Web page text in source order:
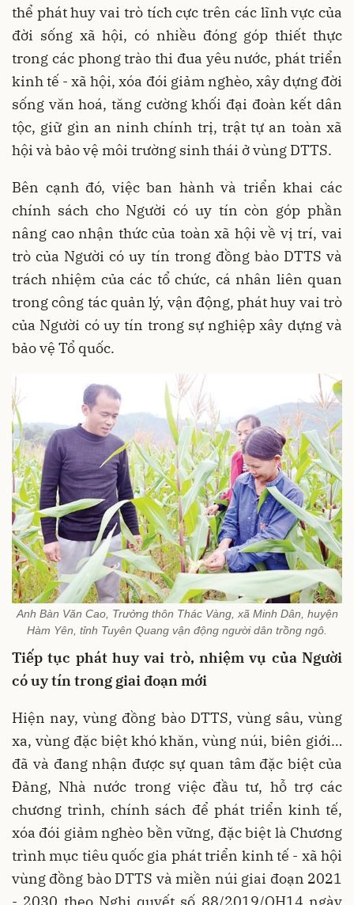
thể phát huy vai trò tích cực trên các lĩnh vực của
đời sống xã hội, có nhiều đóng góp thiết thực
trong các phong trào thi đua yêu nước, phát triển
kinh tế - xã hội, xóa đói giảm nghèo, xây dựng đời
sống văn hoá, tăng cường khối đại đoàn kết dân
tộc, giữ gìn an ninh chính trị, trật tự an toàn xã
hội và bảo vệ môi trường sinh thái ở vùng DTTS.
Bên cạnh đó, việc ban hành và triển khai các
chính sách cho Người có uy tín còn góp phần
nâng cao nhận thức của toàn xã hội về vị trí, vai
trò của Người có uy tín trong đồng bào DTTS và
trách nhiệm của các tổ chức, cá nhân liên quan
trong công tác quản lý, vận động, phát huy vai trò
của Người có uy tín trong sự nghiệp xây dựng và
bảo vệ Tổ quốc.
Anh Bàn Văn Cao, Trưởng thôn Thác Vàng, xã Minh Dân, huyện
Hàm Yên, tỉnh Tuyên Quang vận động người dân trồng ngô.
Tiếp tục phát huy vai trò, nhiệm vụ của Người
có uy tín trong giai đoạn mới
Hiện nay, vùng đồng bào DTTS, vùng sâu, vùng
xa, vùng đặc biệt khó khăn, vùng núi, biên giới…
đã và đang nhận được sự quan tâm đặc biệt của
Đảng, Nhà nước trong việc đầu tư, hỗ trợ các
chương trình, chính sách để phát triển kinh tế,
xóa đói giảm nghèo bền vững, đặc biệt là Chương
trình mục tiêu quốc gia phát triển kinh tế - xã hội
vùng đồng bào DTTS và miền núi giai đoạn 2021